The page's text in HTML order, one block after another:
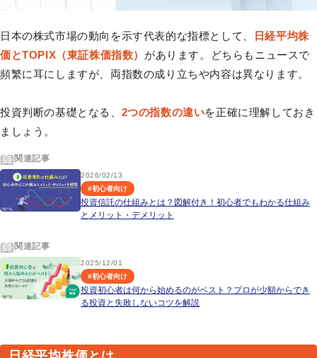
日本の株式市場の動向を示す代表的な指標として、
日経平均株
価とTOPIX（東証株価指数） があります。どちらもニュースで
頻繁に耳にしますが、両指数の成り立ちや内容は異なります。
投資判断の基礎となる、 2つの指数の違いを正確に理解しておき
ましょう。
関連記事
2026/02/13
#初心者向け
投資信託の仕組みとは？図解付き！初心者でもわかる仕組み
とメリット・デメリット
関連記事
2025/12/01
#初心者向け
投資初心者は何から始めるのがベスト？プロが少額からでき
る投資と失敗しないコツを解説